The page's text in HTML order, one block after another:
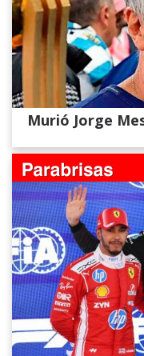
Murió Jorge